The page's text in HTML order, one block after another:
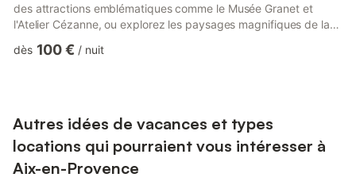
des attractions emblématiques comme le Musée Granet et
l'Atelier Cézanne, ou explorez les paysages magnifiques de la
vous au bord de la piscine extérieure chauffée, profitez du
dès 100 € / nuit
Autres idées de vacances et types
locations qui pourraient vous intéresser à
Aix-en-Provence